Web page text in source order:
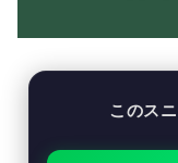
このス